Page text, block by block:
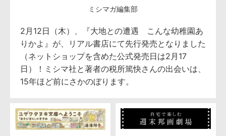
ミシマガ編集部
2月12日（木）、『大地との遭遇 こんな幼稚園あ
りかよ』が、リアル書店にて先行発売となりました
（ネットショップを含めた公式発売日は2月17
日）！ミシマ社と著者の税所篤快さんの出会いは、
15年ほど前にさかのぼります。